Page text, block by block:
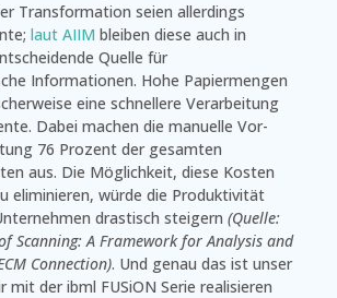
Transformation seien allerdings
laut AIIM bleiben diese auch in
Quelle für
Informationen. Hohe Papiermengen
eine schnellere Verarbeitung
Dabei machen die manuelle Vor-
76 Prozent der gesamten
aus. Die Möglichkeit, diese Kosten
eliminieren, würde die Produktivität
drastisch steigern (Quelle:
Scanning: A Framework for Analysis and
Connection). Und genau das ist unser
mit der ibml FUSiON Serie realisieren